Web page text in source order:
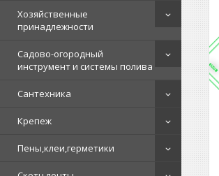
Хозяйственные
принадлежности
Садово-огородный
инструмент и системы полива
Сантехника
Крепеж
Пены,клеи,герметики